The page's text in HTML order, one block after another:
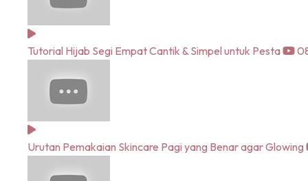
Tutorial Hijab Segi Empat Cantik & Simpel untuk Pesta
Urutan Pemakaian Skincare Pagi yang Benar agar Glowing